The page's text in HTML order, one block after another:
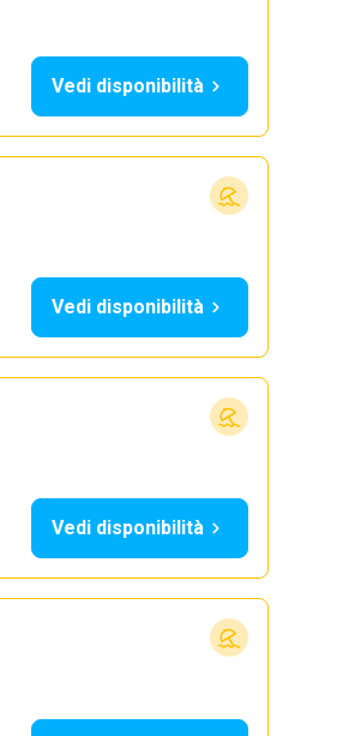
Vedi disponibilità
Vedi disponibilità
Vedi disponibilità